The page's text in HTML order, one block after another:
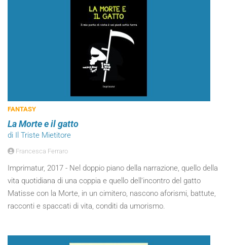
FANTASY
La Morte e il gatto
di Il Triste Mietitore
Francesca Ferraro
Imprimatur, 2017 - Nel doppio piano della narrazione, quello della
vita quotidiana di una coppia e quello dell’incontro del gatto
Matisse con la Morte, in un cimitero, nascono aforismi, battute,
racconti e spaccati di vita, conditi da umorismo.